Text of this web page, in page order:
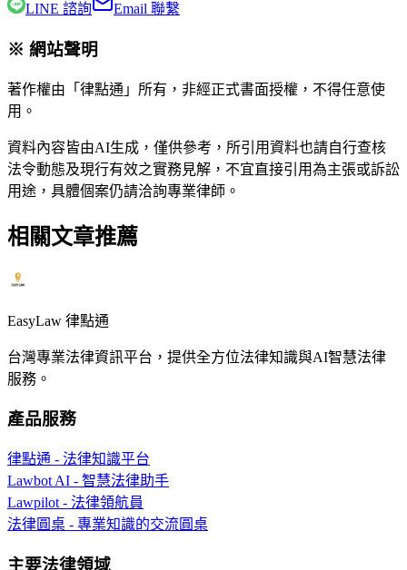
LINE 諮詢 Email 聯繫
※ 網站聲明
著作權由「律點通」所有，非經正式書面授權，不得任意使
用。
資料內容皆由AI生成，僅供參考，所引用資料也請自行查核
法令動態及現行有效之實務見解，不宜直接引用為主張或訴訟
用途，具體個案仍請洽詢專業律師。
相關文章推薦
EasyLaw 律點通
台灣專業法律資訊平台，提供全方位法律知識與AI智慧法律
服務。
產品服務
律點通 - 法律知識平台
Lawbot AI - 智慧法律助手
Lawpilot - 法律領航員
法律圓桌 - 專業知識的交流圓桌
主要法律領域